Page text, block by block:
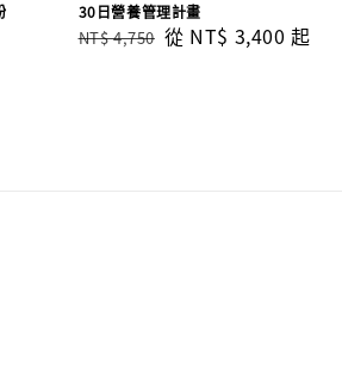
30日營養管理計畫
Regular
NT$ 4,750 Sale
從 NT$ 3,400 起